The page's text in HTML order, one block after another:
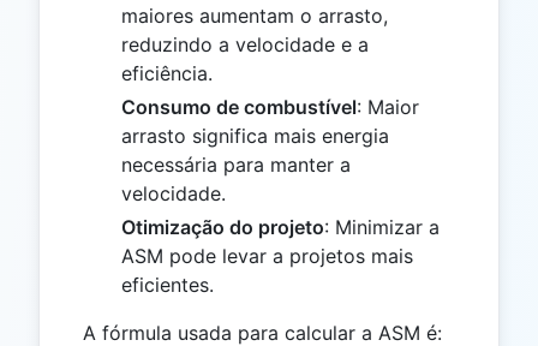
maiores aumentam o arrasto,
reduzindo a velocidade e a
eficiência.
Consumo de combustível: Maior
arrasto significa mais energia
necessária para manter a
velocidade.
Otimização do projeto: Minimizar a
ASM pode levar a projetos mais
eficientes.
A fórmula usada para calcular a ASM é: